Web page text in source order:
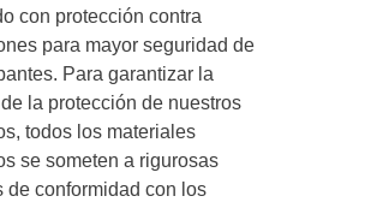
con protección contra
para mayor seguridad de
Para garantizar la
la protección de nuestros
todos los materiales
se someten a rigurosas
de conformidad con los